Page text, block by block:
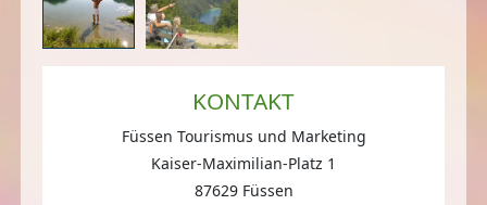
KONTAKT
Füssen Tourismus und Marketing
Kaiser-Maximilian-Platz 1
87629 Füssen